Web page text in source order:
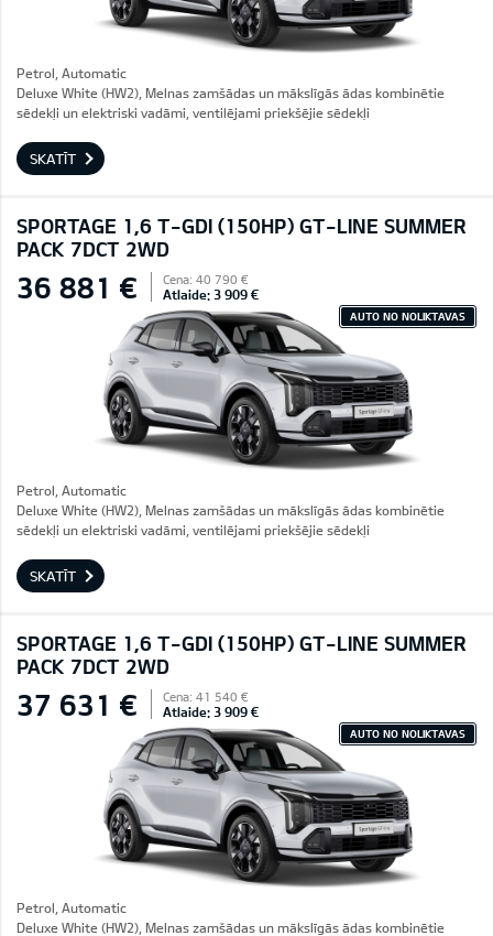
Petrol, Automatic
Deluxe White (HW2), Melnas zamšādas un mākslīgās ādas kombinētie
sēdekļi un elektriski vadāmi, ventilējami priekšējie sēdekļi
SKATĪT
SPORTAGE 1,6 T-GDI (150HP) GT-LINE SUMMER
PACK 7DCT 2WD
36 881 € Cena: 40 790 €
Atlaide: 3 909 €
AUTO NO NOLIKTAVAS
Petrol, Automatic
Deluxe White (HW2), Melnas zamšādas un mākslīgās ādas kombinētie
sēdekļi un elektriski vadāmi, ventilējami priekšējie sēdekļi
SKATĪT
SPORTAGE 1,6 T-GDI (150HP) GT-LINE SUMMER
PACK 7DCT 2WD
37 631 € Cena: 41 540 €
Atlaide: 3 909 €
AUTO NO NOLIKTAVAS
Petrol, Automatic
Deluxe White (HW2), Melnas zamšādas un mākslīgās ādas kombinētie